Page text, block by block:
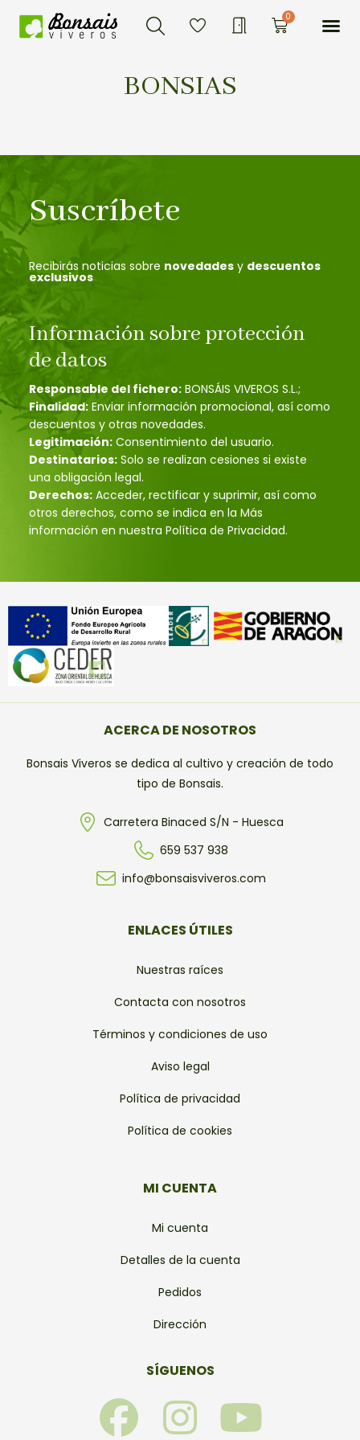
Buscar 0Carrito
BONSIAS
Suscríbete
Recibirás noticias sobre novedades y descuentos
exclusivos
Información sobre protección
de datos
Responsable del fichero: BONSÁIS VIVEROS S.L.;
Finalidad: Enviar información promocional, así como
descuentos y otras novedades.
Legitimación: Consentimiento del usuario.
Destinatarios: Solo se realizan cesiones si existe
una obligación legal.
Derechos: Acceder, rectificar y suprimir, así como
otros derechos, como se indica en la Más
información en nuestra Política de Privacidad.
ACERCA DE NOSOTROS
Bonsais Viveros se dedica al cultivo y creación de todo
tipo de Bonsais.
Carretera Binaced S/N - Huesca
659 537 938
info@bonsaisviveros.com
ENLACES ÚTILES
Nuestras raíces
Contacta con nosotros
Términos y condiciones de uso
Aviso legal
Política de privacidad
Política de cookies
MI CUENTA
Mi cuenta
Detalles de la cuenta
Pedidos
Dirección
SÍGUENOS
F I Y